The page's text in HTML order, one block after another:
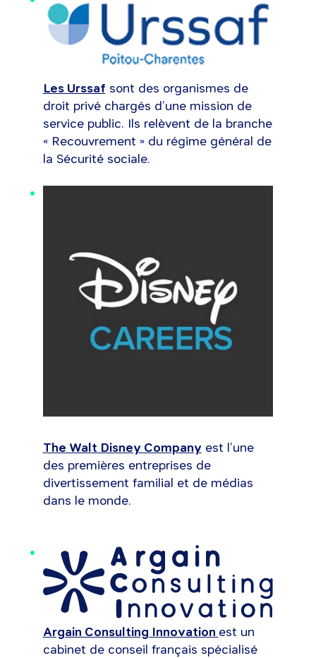
Les Urssaf sont des organismes de
droit privé chargés d’une mission de
service public. Ils relèvent de la branche
« Recouvrement » du régime général de
la Sécurité sociale.
The Walt Disney Company est l’une
des premières entreprises de
divertissement familial et de médias
dans le monde.
Argain Consulting Innovation est un
cabinet de conseil français spécialisé